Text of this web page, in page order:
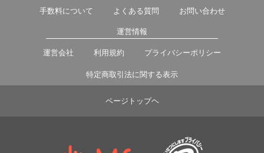
手数料について よくある質問 お問い合わせ
運営情報
運営会社 利用規約 プライバシーポリシー
特定商取引法に関する表示
ページトップヘ